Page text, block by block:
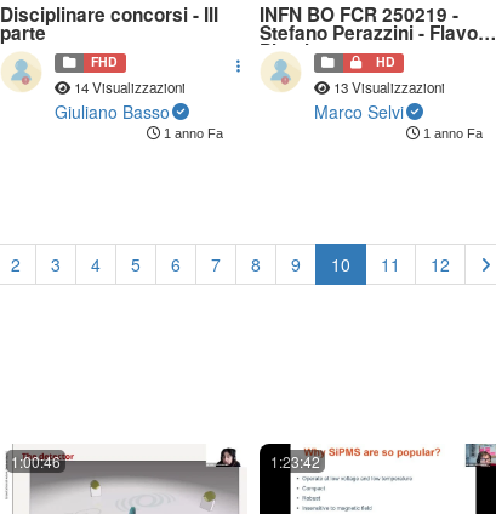
Disciplinare concorsi - III
parte
FHD
14 Visualizzazioni
Giuliano Basso
1 anno Fa
INFN BO FCR 250219 -
Stefano Perazzini - Flavour
Physics HD
13 Visualizzazioni
Marco Selvi
1 anno Fa
2 3 4 5 6 7 8 9 10(current)
11 12
1:00:46 1:23:42